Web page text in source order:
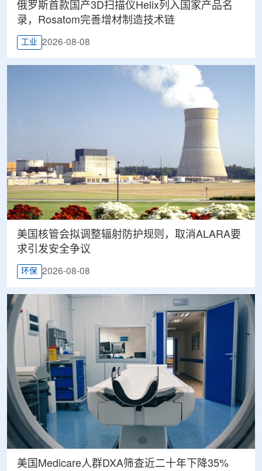
俄罗斯首款国产3D扫描仪Helix列入国家产品名
录，Rosatom完善增材制造技术链
工业 2026-08-08
美国核管会拟调整辐射防护规则，取消ALARA要
求引发安全争议
环保 2026-08-08
美国Medicare人群DXA筛查近二十年下降35%